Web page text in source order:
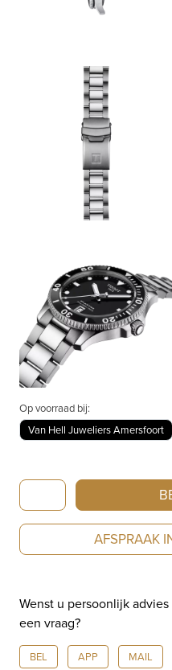
Op voorraad bij:
Van Hell Juweliers Amersfoort
Tissot
Seastar
1000
QuartzAFSPRAAK
Wenst u persoonlijk
een vraag?
BEL APP MAIL